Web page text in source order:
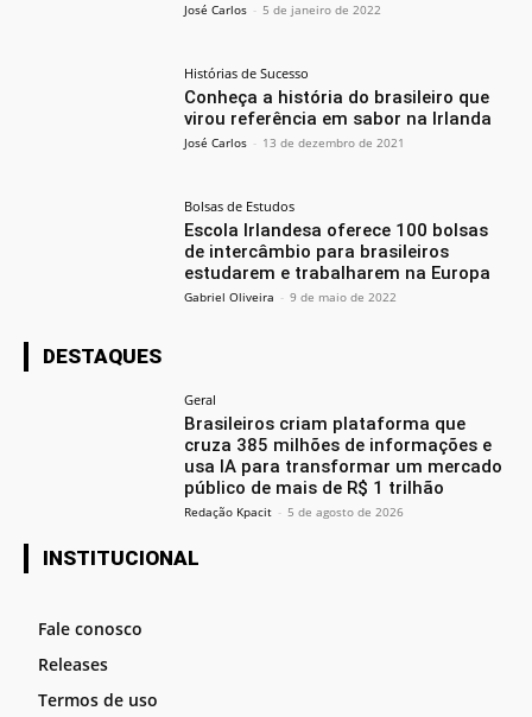
José Carlos - 5 de janeiro de 2022
Histórias de Sucesso
Conheça a história do brasileiro que
virou referência em sabor na Irlanda
José Carlos - 13 de dezembro de 2021
Bolsas de Estudos
Escola Irlandesa oferece 100 bolsas
de intercâmbio para brasileiros
estudarem e trabalharem na Europa
Gabriel Oliveira - 9 de maio de 2022
DESTAQUES
Geral
Brasileiros criam plataforma que
cruza 385 milhões de informações e
usa IA para transformar um mercado
público de mais de R$ 1 trilhão
Redação Kpacit - 5 de agosto de 2026
INSTITUCIONAL
Fale conosco
Releases
Termos de uso